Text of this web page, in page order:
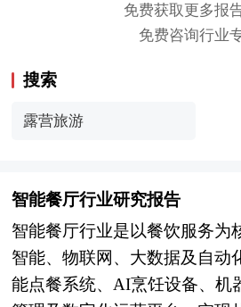
免费获取更多报
免费咨询行业
搜索
露营旅游
智能餐厅行业研究报告
智能餐厅行业是以餐饮服务为
智能、物联网、大数据及自动
能点餐系统、AI烹饪设备、机